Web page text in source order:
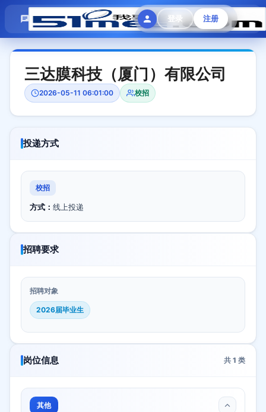
登录 注册
模拟面试 题目大全 招聘中心 会员专区
三达膜科技（厦门）有限公司
2026-05-11 06:01:00 校招
投递方式
校招
方式： 线上投递
招聘要求
招聘对象
2026届毕业生
岗位信息 共 1 类
其他